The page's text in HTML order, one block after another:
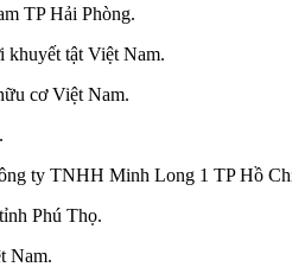
TP Hải Phòng.
tật Việt Nam.
cơ Việt Nam.
ty TNHH Minh Long 1 TP Hồ
Phú Thọ.
Nam.